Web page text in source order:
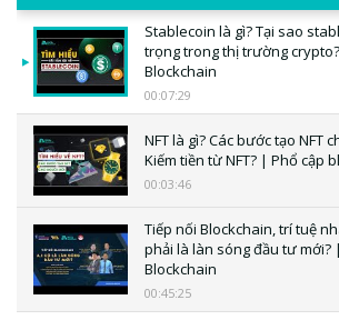
Stablecoin là gì? Tại sao
trọng trong thị trường
Blockchain
00:07:29
NFT là gì? Các bước tạo NFT
Kiếm tiền từ NFT? | Phổ cập
00:03:46
Tiếp nối Blockchain, trí tuệ
phải là làn sóng đầu tư mới?
Blockchain
00:45:25